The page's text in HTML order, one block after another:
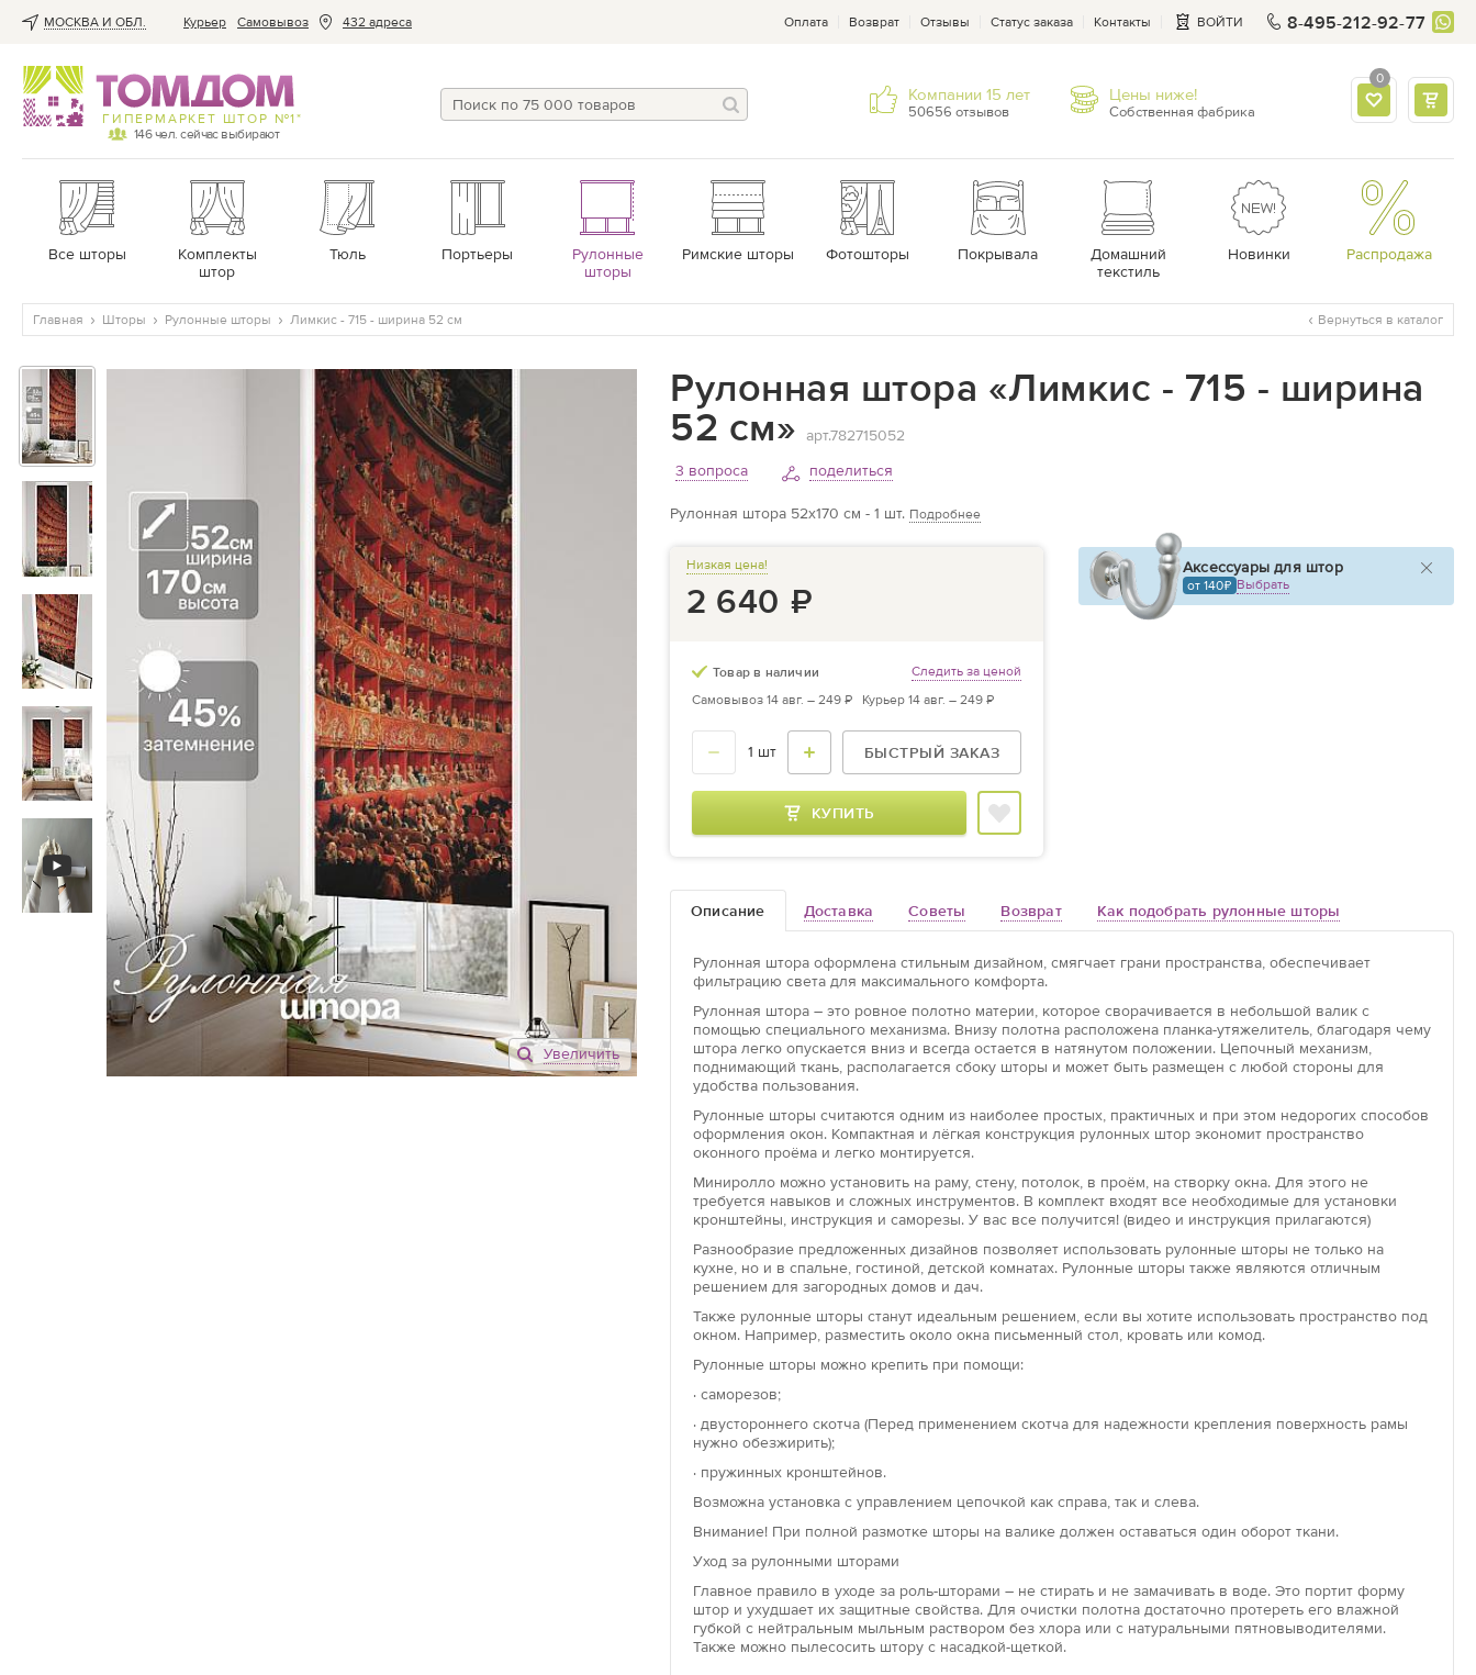
МОСКВА И ОБЛ. Курьер Cамовывоз 432 адреса Оплата Возврат Отзывы Статус заказа Контакты ВОЙТИ 8-495-212-92-77
ГИПЕРМАРКЕТ ШТОР №1*
146чел. сейчас выбирают
Компании 15 лет
50656 отзывов
Цены ниже!
Собственная фабрика
0
Все шторы
Комплекты
штор
Тюль Портьеры
Рулонные
шторы
Римские шторы Фотошторы Покрывала
Домашний
текстиль
Новинки Распродажа
Главная Шторы Рулонные шторы Лимкис - 715 - ширина 52 см Вернуться в каталог
Увеличить Увеличить
Рулонная штора «Лимкис - 715 - ширина
52 см»
арт.782715052
3 вопроса
поделиться
Рулонная штора 52х170 см - 1 шт. Подробнее
Низкая цена!
2 640 ₽
Товар в наличии
Следить за ценой
Самовывоз 14 авг. – 249 ₽ Курьер 14 авг. – 249 ₽
БЫСТРЫЙ ЗАКАЗ
КУПИТЬ
Аксессуары для штор
от 140 Выбрать
Описание Доставка Cоветы Возврат Как подобрать рулонные шторы
Рулонная штора оформлена стильным дизайном, смягчает грани пространства, обеспечивает
фильтрацию света для максимального комфорта.
Рулонная штора – это ровное полотно материи, которое сворачивается в небольшой валик с
помощью специального механизма. Внизу полотна расположена планка-утяжелитель, благодаря чему
штора легко опускается вниз и всегда остается в натянутом положении. Цепочный механизм,
поднимающий ткань, располагается сбоку шторы и может быть размещен с любой стороны для
удобства пользования.
Рулонные шторы считаются одним из наиболее простых, практичных и при этом недорогих способов
оформления окон. Компактная и лёгкая конструкция рулонных штор экономит пространство
оконного проёма и легко монтируется.
Миниролло можно установить на раму, стену, потолок, в проём, на створку окна. Для этого не
требуется навыков и сложных инструментов. В комплект входят все необходимые для установки
кронштейны, инструкция и саморезы. У вас все получится! (видео и инструкция прилагаются)
Разнообразие предложенных дизайнов позволяет использовать рулонные шторы не только на
кухне, но и в спальне, гостиной, детской комнатах. Рулонные шторы также являются отличным
решением для загородных домов и дач.
Также рулонные шторы станут идеальным решением, если вы хотите использовать пространство под
окном. Например, разместить около окна письменный стол, кровать или комод.
Рулонные шторы можно крепить при помощи:
· саморезов;
· двустороннего скотча (Перед применением скотча для надежности крепления поверхность рамы
нужно обезжирить);
· пружинных кронштейнов.
Возможна установка с управлением цепочкой как справа, так и слева.
Внимание! При полной размотке шторы на валике должен оставаться один оборот ткани.
Уход за рулонными шторами
Главное правило в уходе за роль-шторами – не стирать и не замачивать в воде. Это портит форму
штор и ухудшает их защитные свойства. Для очистки полотна достаточно протереть его влажной
губкой с нейтральным мыльным раствором без хлора или с натуральными пятновыводителями.
Также можно пылесосить штору с насадкой-щеткой.
Открытого типа
конструкцию, состоящую из верхнего вала, полотна, нижней
направляющей планки и цепочки для управления. Крепление такой
роллеты возможно к стене над окном, к потолку или внутри оконного
проема.
Закрытого типа
Конструкция работает по такому же принципу, как и открытая роллета –
текстильное полотно накручивается на вал при помощи подъемного
направляющих планок с двух сторон полотна и короба, закрывающего вал.
Благодаря такому устройству штора хорошо держит форму и надежно
защищает от проникновения солнечных лучей в опущенном виде.
Модель «мини»
установки. Мини-шторы предназначены для декорирования пластиковых
изделия не требуется. Вал, на который накручивается полотно, имеет
клейкую основу, которую легко зафиксировать на чистой пластиковой
Рольшторы «ловолайт»
Преимущество данной модели в том, что конструкция автоматическая,
положение полотна можно менять при помощи пульта управления.